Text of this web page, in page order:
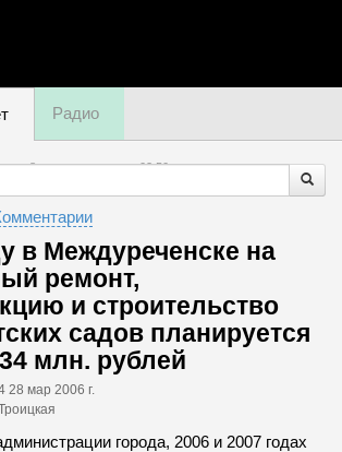
Радио
8 августа, пятница,02:50
в Междуреченске на
ремонт,
и строительство
садов планируется
млн. рублей
28 мар 2006 г.
города, 2006 и 2007 годах